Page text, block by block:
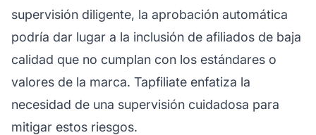
supervisión diligente, la aprobación automática
podría dar lugar a la inclusión de afiliados de baja
calidad que no cumplan con los estándares o
valores de la marca. Tapfiliate enfatiza la
necesidad de una supervisión cuidadosa para
mitigar estos riesgos.